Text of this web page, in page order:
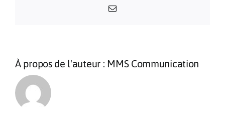
Email
À propos de l'auteur : MMS Communication